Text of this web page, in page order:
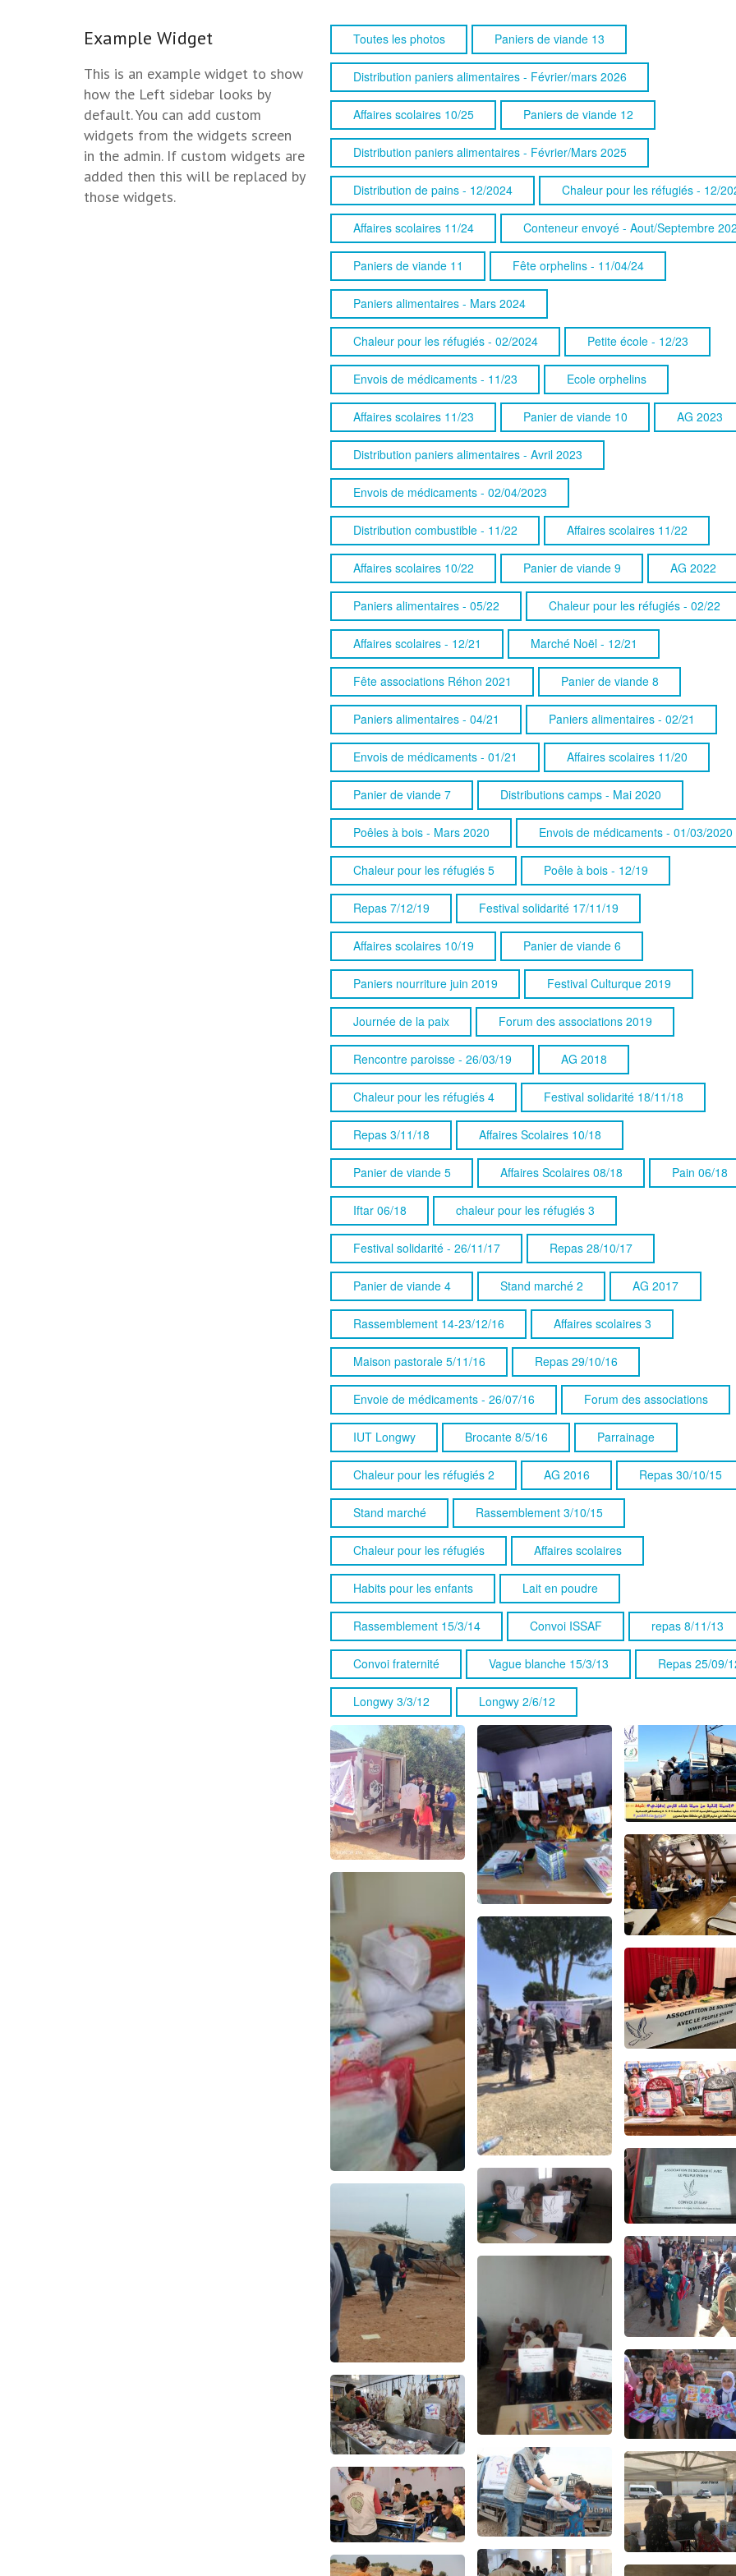
Toutes les photos Paniers de viande 13
Distribution paniers alimentaires - Février/mars 2026
Affaires scolaires 10/25 Paniers de viande 12
Distribution paniers alimentaires - Février/Mars 2025
Distribution de pains - 12/2024 Chaleur pour les réfugiés - 12/
Affaires scolaires 11/24 Conteneur envoyé - Aout/Septembre
Paniers de viande 11 Fête orphelins - 11/04/24
Paniers alimentaires - Mars 2024
Chaleur pour les réfugiés - 02/2024 Petite école - 12/23
Envois de médicaments - 11/23 Ecole orphelins
Affaires scolaires 11/23 Panier de viande 10 AG 2023
Distribution paniers alimentaires - Avril 2023
Envois de médicaments - 02/04/2023
Distribution combustible - 11/22 Affaires scolaires 11/22
Affaires scolaires 10/22 Panier de viande 9 AG 2022
Paniers alimentaires - 05/22 Chaleur pour les réfugiés - 02/22
Affaires scolaires - 12/21 Marché Noël - 12/21
Fête associations Réhon 2021 Panier de viande 8
Paniers alimentaires - 04/21 Paniers alimentaires - 02/21
Envois de médicaments - 01/21 Affaires scolaires 11/20
Panier de viande 7 Distributions camps - Mai 2020
Poêles à bois - Mars 2020 Envois de médicaments - 01/03/2020
Chaleur pour les réfugiés 5 Poêle à bois - 12/19
Repas 7/12/19 Festival solidarité 17/11/19
Affaires scolaires 10/19 Panier de viande 6
Paniers nourriture juin 2019 Festival Culturque 2019
Journée de la paix Forum des associations 2019
Rencontre paroisse - 26/03/19 AG 2018
Chaleur pour les réfugiés 4 Festival solidarité 18/11/18
Repas 3/11/18 Affaires Scolaires 10/18
Panier de viande 5 Affaires Scolaires 08/18 Pain 06/18
Iftar 06/18 chaleur pour les réfugiés 3
Festival solidarité - 26/11/17 Repas 28/10/17
Panier de viande 4 Stand marché 2 AG 2017
Rassemblement 14-23/12/16 Affaires scolaires 3
Maison pastorale 5/11/16 Repas 29/10/16
Envoie de médicaments - 26/07/16 Forum des associations
IUT Longwy Brocante 8/5/16 Parrainage
Chaleur pour les réfugiés 2 AG 2016 Repas 30/10/15
Stand marché Rassemblement 3/10/15
Chaleur pour les réfugiés Affaires scolaires
Habits pour les enfants Lait en poudre
Rassemblement 15/3/14 Convoi ISSAF repas 8/11/13
Convoi fraternité Vague blanche 15/3/13 Repas 25/09/
Longwy 3/3/12 Longwy 2/6/12
Example Widget
This is an example widget to show
how the Left sidebar looks by
default. You can add custom
widgets from the widgets screen
in the admin. If custom widgets are
added then this will be replaced by
those widgets.